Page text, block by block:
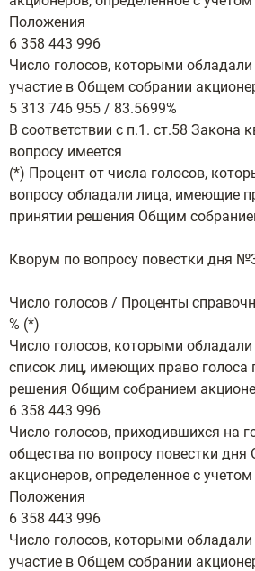
Положения
6 358 443 996
Число голосов, которыми
участие в Общем собрании
5 313 746 955 / 83.5699%
В соответствии с п.1. ст.58 Закона
вопросу имеется
(*) Процент от числа голосов,
вопросу обладали лица, имеющие
принятии решения Общим
Кворум по вопросу повестки дня
Число голосов / Проценты
% (*)
Число голосов, которыми
список лиц, имеющих право голоса
решения Общим собранием
6 358 443 996
Число голосов, приходившихся на
общества по вопросу повестки дня
акционеров, определенное с
Положения
6 358 443 996
Число голосов, которыми
участие в Общем собрании